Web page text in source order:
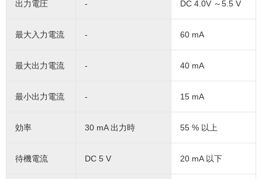
出力電圧 - DC 4.0V ～5.5 V
最大入力電流 - 60 mA
最大出力電流 - 40 mA
最小出力電流 - 15 mA
効率 30 mA 出力時 55 % 以上
待機電流 DC 5 V 20 mA 以下